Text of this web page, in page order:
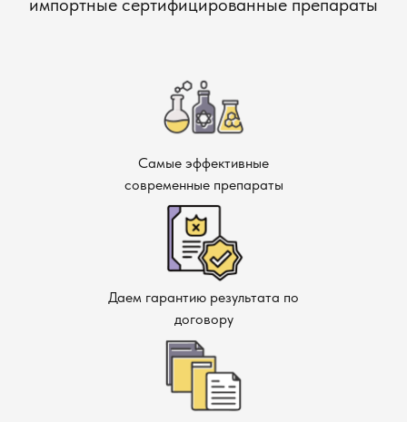
импортные сертифицированные препараты
Самые эффективные
современные препараты
Даем гарантию результата по
договору